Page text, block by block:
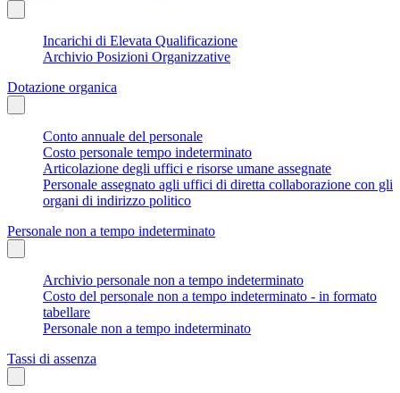
Incarichi di Elevata Qualificazione
Archivio Posizioni Organizzative
Dotazione organica
Conto annuale del personale
Costo personale tempo indeterminato
Articolazione degli uffici e risorse umane assegnate
Personale assegnato agli uffici di diretta collaborazione con gli
organi di indirizzo politico
Personale non a tempo indeterminato
Archivio personale non a tempo indeterminato
Costo del personale non a tempo indeterminato - in formato
tabellare
Personale non a tempo indeterminato
Tassi di assenza